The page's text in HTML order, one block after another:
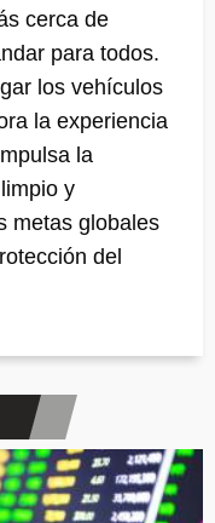
cerca de
para todos.
los vehículos
la experiencia
la
y
metas globales
del